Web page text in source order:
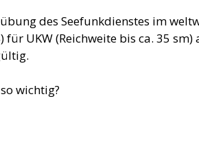
des Seefunkdienstes im
für UKW (Reichweite bis ca. 35
wichtig?